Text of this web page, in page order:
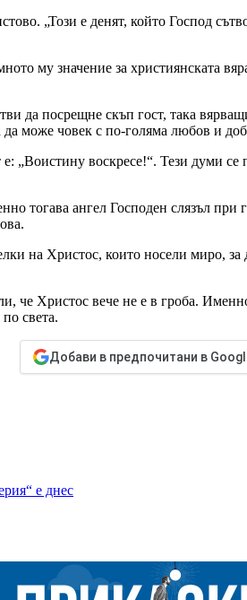
„Този е денят, който Господ
му значение за християнската
да посрещне скъп гост, така
може човек с по-голяма любов и
„Воистину воскресе!“. Тези думи
тогава ангел Господен слязъл при
на Христос, които носели миро,
Христос вече не е в гроба.
света.
Добави в предпочитани в
е днес